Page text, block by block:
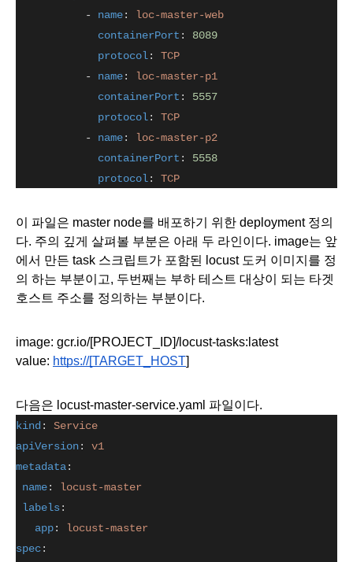
- name: loc-master-web
containerPort : 8089
protocol: TCP
- name: loc-master-p1
containerPort : 5557
protocol: TCP
- name: loc-master-p2
containerPort : 5558
protocol: TCP
이 파일은 master node를 배포하기 위한 deployment 정의
다. 주의 깊게 살펴볼 부분은 아래 두 라인이다. image는 앞
에서 만든 task 스크립트가 포함된 locust 도커 이미지를 정
의 하는 부분이고, 두번째는 부하 테스트 대상이 되는 타겟
호스트 주소를 정의하는 부분이다.
image: gcr.io/[PROJECT_ID]/locust-tasks:latest
value: https://[TARGET_HOST]
다음은 locust-master-service.yaml 파일이다.
kind: Service
apiVersion: v1
metadata:
name: locust-master
labels:
app: locust-master
spec: